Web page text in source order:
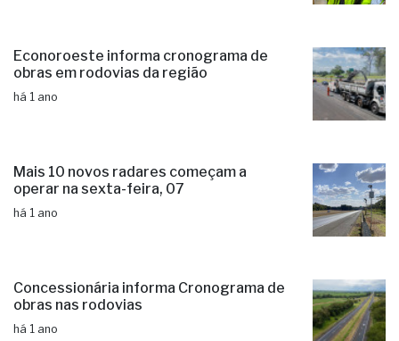
Econoroeste informa cronograma de
obras em rodovias da região
há 1 ano
Mais 10 novos radares começam a
operar na sexta-feira, 07
há 1 ano
Concessionária informa Cronograma de
obras nas rodovias
há 1 ano